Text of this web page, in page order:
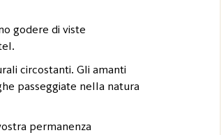
godere di viste
circostanti. Gli amanti
passeggiate nella natura
permanenza